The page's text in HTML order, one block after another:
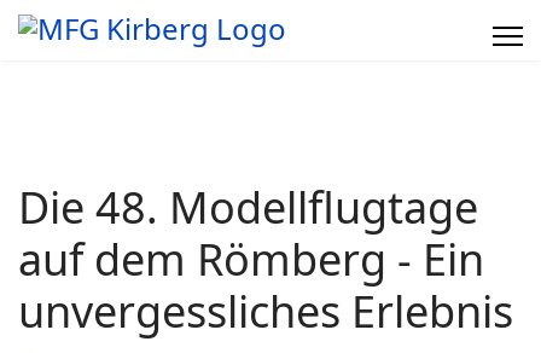
Die 48. Modellflugtage
auf dem Römberg - Ein
unvergessliches Erlebnis